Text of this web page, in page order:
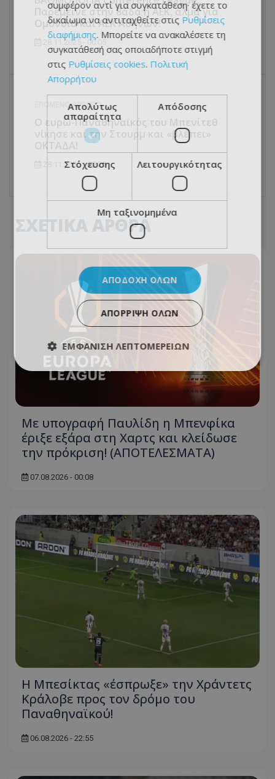
Παρέμεινε στην 8άδα η ΑΕΚ, άλμα για
Ομόνοια και ΑΕΚ Αθηνών!
28.11.2025 - 00:05
ΕΠΌΜΕΝΟ ΆΡΘΡΟ
Ο ευρω-Παναθηναϊκός του Μπενίτεθ
νίκησε και την Στουρμ και «βλέπει»
28.11.2025 - 00:25
ΣΧΕΤΙΚΑ ΑΡΘΡΑ
Με υπογραφή Παυλίδη η Μπενφίκα
έριξε εξάρα στη Χαρτς και κλείδωσε
την πρόκριση! (ΑΠΟΤΕΛΕΣΜΑΤΑ)
07.08.2026 - 00:08
Η Μπεσίκτας «έσπρωξε» την Χράντετς
Κράλοβε προς τον δρόμο του
Παναθηναϊκού!
06.08.2026 - 22:55
συμφέρον αντί για συγκατάθεση· έχετε το
δικαίωμα να αντιταχθείτε στις Ρυθμίσεις
διαφήμισης. Μπορείτε να ανακαλέσετε τη
συγκατάθεσή σας οποιαδήποτε στιγμή
στις Ρυθμίσεις cookies. Πολιτική
Απορρήτου
Απολύτως
απαραίτητα
Απόδοσης
Στόχευσης Λειτουργικότητας
Μη ταξινομημένα
ΑΠΟΔΟΧΉ ΌΛΩΝ
ΑΠΌΡΡΙΨΗ ΌΛΩΝ
ΕΜΦΆΝΙΣΗ ΛΕΠΤΟΜΕΡΕΙΏΝ